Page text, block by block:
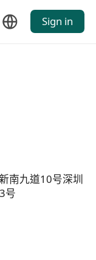
Sign in
南九道10号深圳
号